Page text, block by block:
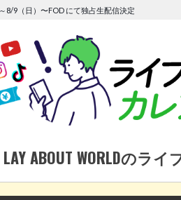
LAY ABOUT WORLDのラ
8/9（日）〜FOD にて独占生配信決定